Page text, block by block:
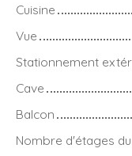
Cuisine
Vue
Stationnement
Cave
Balcon
Nombre d'étages